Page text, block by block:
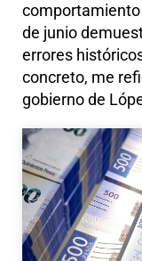
comportamiento
de junio
errores
concreto, me
gobierno de